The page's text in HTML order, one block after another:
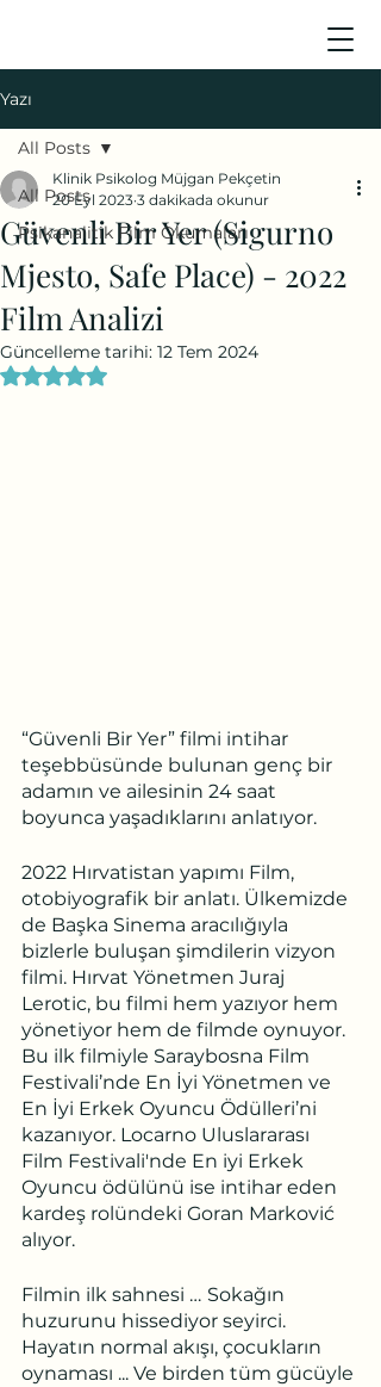
Yazı
All Posts
Psikanalitik Film Okumaları
All Posts
Güvenli Bir Yer (Sigurno
Mjesto, Safe Place) - 2022
Film Analizi
Klinik Psikolog Müjgan Pekçetin
20 Eyl 2023 3 dakikada okunur
Güncelleme tarihi: 12 Tem 2024
5 üzerinden NaN yıldız
“Güvenli Bir Yer” filmi intihar
teşebbüsünde bulunan genç bir
adamın ve ailesinin 24 saat
boyunca yaşadıklarını anlatıyor.
2022 Hırvatistan yapımı Film,
otobiyografik bir anlatı. Ülkemizde
de Başka Sinema aracılığıyla
bizlerle buluşan şimdilerin vizyon
filmi. Hırvat Yönetmen Juraj
Lerotic, bu filmi hem yazıyor hem
yönetiyor hem de filmde oynuyor.
Bu ilk filmiyle Saraybosna Film
Festivali’nde En İyi Yönetmen ve
En İyi Erkek Oyuncu Ödülleri’ni
kazanıyor. Locarno Uluslararası
Film Festivali'nde En iyi Erkek
Oyuncu ödülünü ise intihar eden
kardeş rolündeki Goran Marković
alıyor.
Filmin ilk sahnesi … Sokağın
huzurunu hissediyor seyirci.
Hayatın normal akışı, çocukların
oynaması ... Ve birden tüm gücüyle